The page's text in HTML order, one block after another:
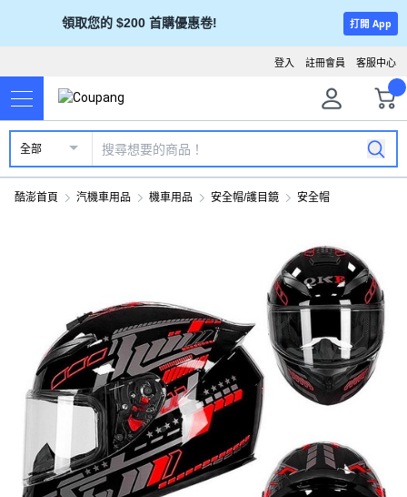
領取您的 $200 首購優惠卷! 打開 App
客服中心
註冊會員
登入
全部
酷澎首頁 汽機車用品 機車用品 安全帽/護目鏡 安全帽